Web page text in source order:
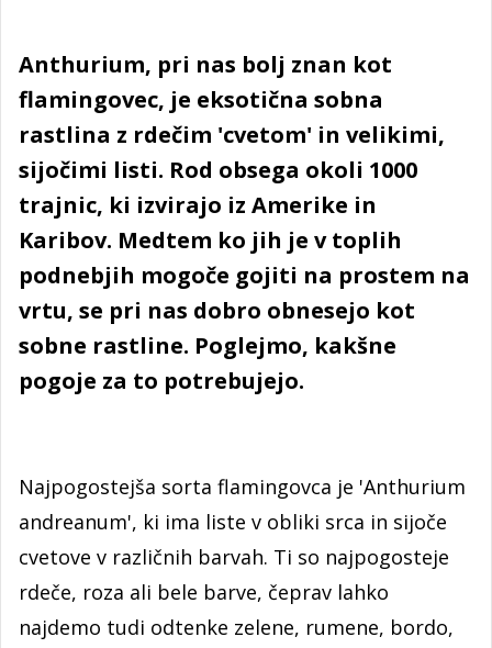
Anthurium, pri nas bolj znan kot
flamingovec, je eksotična sobna
rastlina z rdečim 'cvetom' in velikimi,
sijočimi listi. Rod obsega okoli 1000
trajnic, ki izvirajo iz Amerike in
Karibov. Medtem ko jih je v toplih
podnebjih mogoče gojiti na prostem na
vrtu, se pri nas dobro obnesejo kot
sobne rastline. Poglejmo, kakšne
pogoje za to potrebujejo.
Najpogostejša sorta flamingovca je 'Anthurium
andreanum', ki ima liste v obliki srca in sijoče
cvetove v različnih barvah. Ti so najpogosteje
rdeče, roza ali bele barve, čeprav lahko
najdemo tudi odtenke zelene, rumene, bordo,